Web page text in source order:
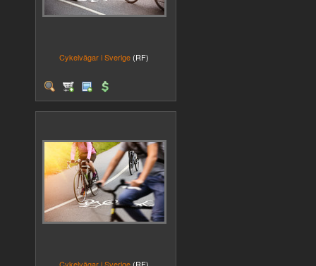
Cykelvägar i Sverige (RF)